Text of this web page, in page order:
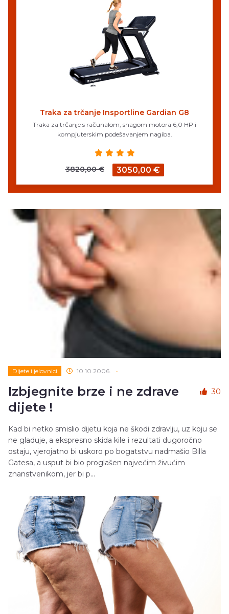
Traka za trčanje Insportline Gardian G8
Traka za trčanje s računalom, snagom motora 6,0 HP i
kompjuterskim podešavanjem nagiba.
3820,00 € 3050,00 €
Dijete i jelovnici 10.10.2006. •
Izbjegnite brze i ne zdrave
dijete !
30
Kad bi netko smislio dijetu koja ne škodi zdravlju, uz koju se
ne gladuje, a ekspresno skida kile i rezultati dugoročno
ostaju, vjerojatno bi uskoro po bogatstvu nadmašio Billa
Gatesa, a usput bi bio proglašen najvećim živućim
znanstvenikom, jer bi p...